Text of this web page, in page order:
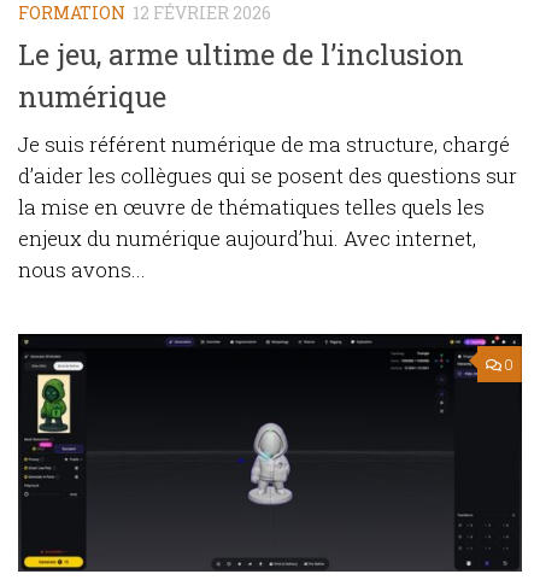
FORMATION 12 FÉVRIER 2026
Le jeu, arme ultime de l’inclusion
numérique
Je suis référent numérique de ma structure, chargé
d’aider les collègues qui se posent des questions sur
la mise en œuvre de thématiques telles quels les
enjeux du numérique aujourd’hui. Avec internet,
nous avons...
0